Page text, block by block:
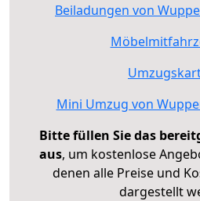
Beiladungen von
Mini Umzug von
Bitte füllen Sie das
aus, um kostenlose
denen alle Preise und
dargestellt